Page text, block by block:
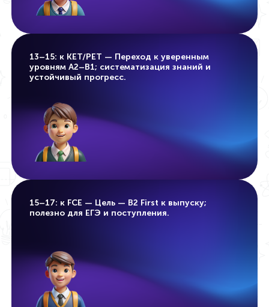
13–15: к KET/PET — Переход к уверенным
уровням A2–B1; систематизация знаний и
устойчивый прогресс.
15–17: к FCE — Цель — B2 First к выпуску;
полезно для ЕГЭ и поступления.